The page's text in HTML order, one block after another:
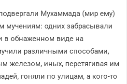
Мухаммада (мир ему)
мучениям: одних забрасывали
в обнаженном виде на
различными способами,
железом, иных, перетягивая им
гоняли по улицам, а кого-то